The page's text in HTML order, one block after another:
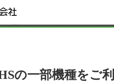
の一部機種をご